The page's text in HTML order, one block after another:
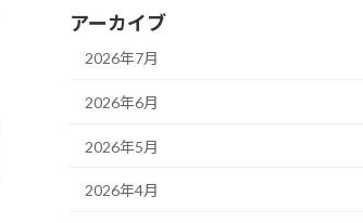
アーカイブ
2026年7月
2026年6月
2026年5月
2026年4月